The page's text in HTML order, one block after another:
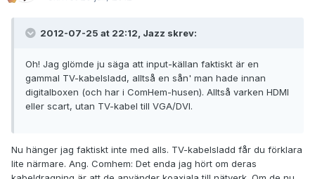
2012-07-25 at 22:12, Jazz skrev:
Oh! Jag glömde ju säga att input-källan faktiskt är en
gammal TV-kabelsladd, alltså en sån' man hade innan
digitalboxen (och har i ComHem-husen). Alltså varken HDMI
eller scart, utan TV-kabel till VGA/DVI.
Nu hänger jag faktiskt inte med alls. TV-kabelsladd får du förklara
lite närmare. Ang. Comhem: Det enda jag hört om deras